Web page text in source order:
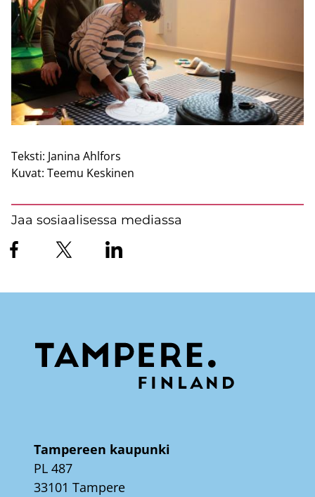
Teksti: Janina Ahlfors
Kuvat: Teemu Keskinen
Jaa sosiaalisessa mediassa
Tampereen kaupunki
PL 487
33101 Tampere